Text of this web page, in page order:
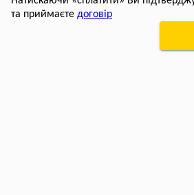
та приймаєте договір